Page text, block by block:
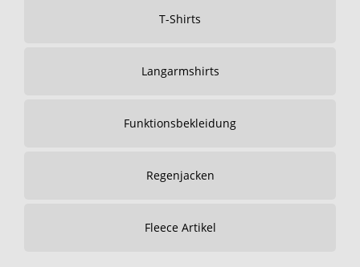
T-Shirts
Langarmshirts
Funktionsbekleidung
Regenjacken
Fleece Artikel